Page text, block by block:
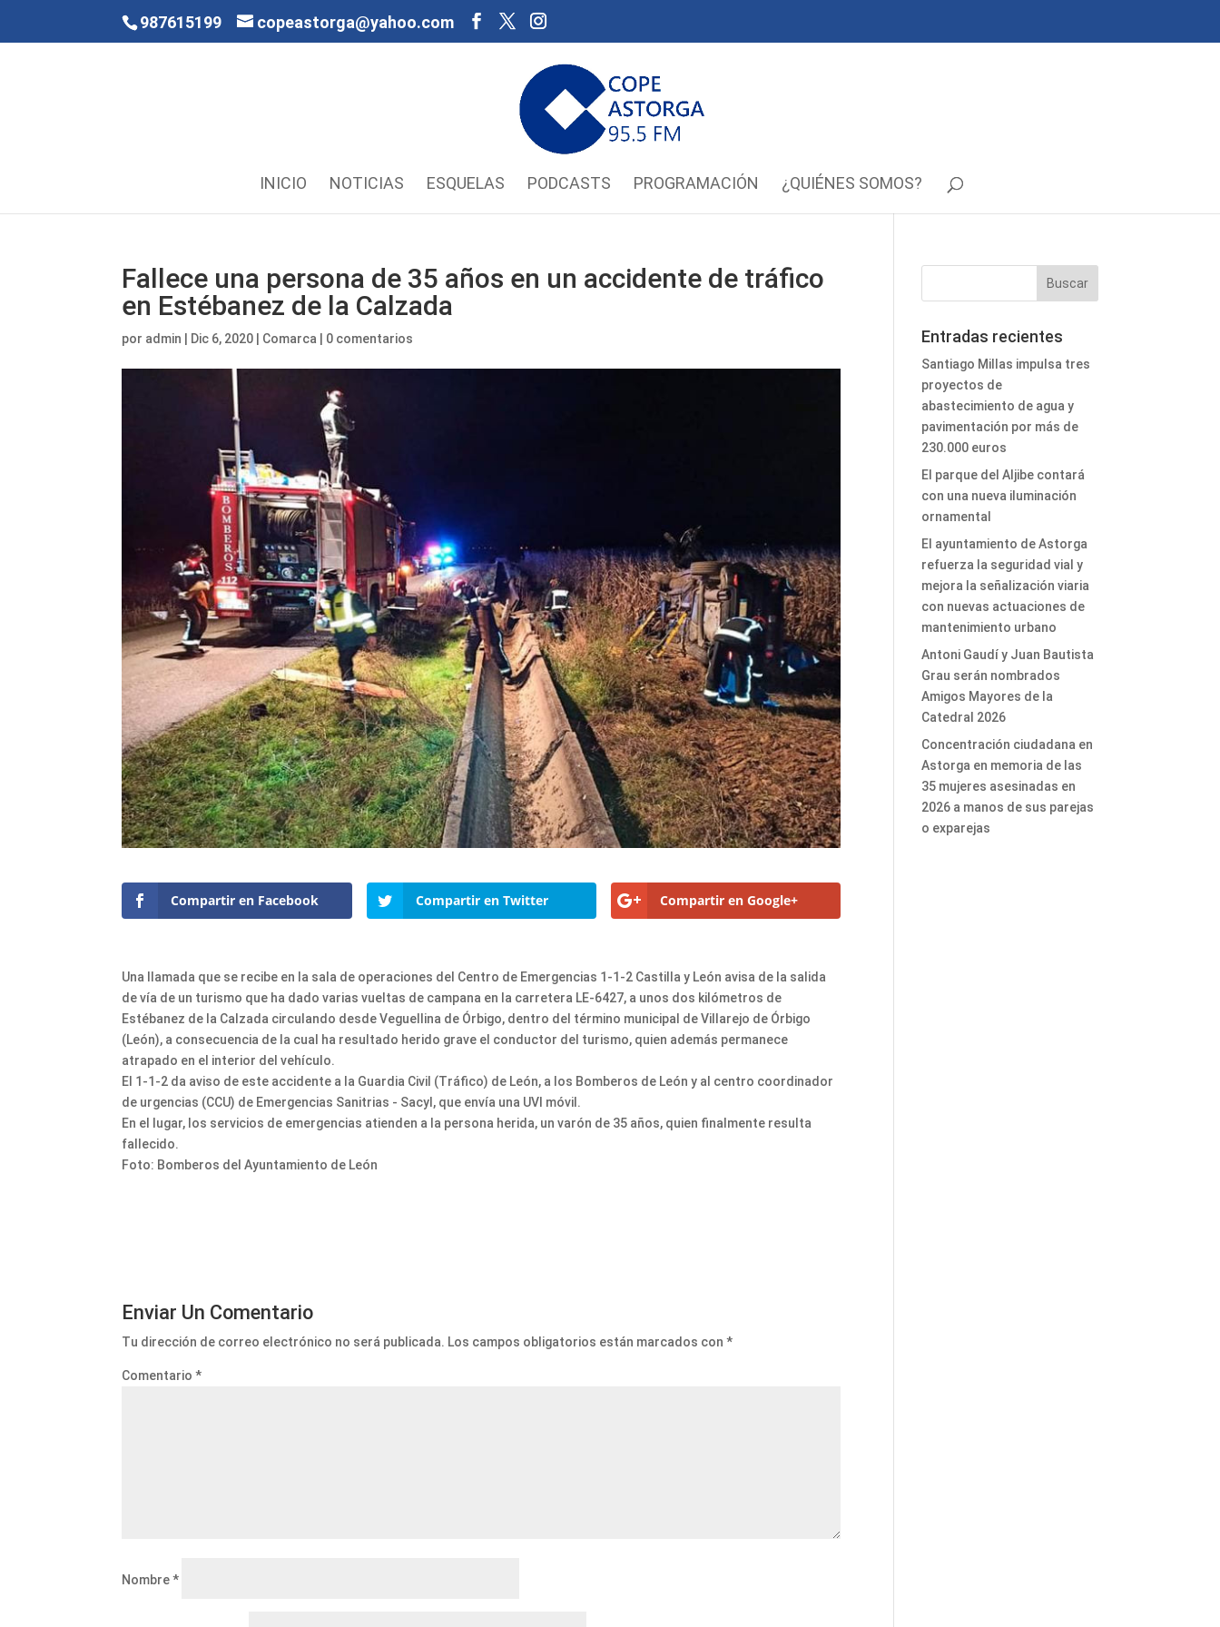
987615199 copeastorga@yahoo.com
INICIO NOTICIAS ESQUELAS PODCASTS PROGRAMACIÓN ¿QUIÉNES SOMOS?
Fallece una persona de 35 años en un accidente de tráfico
en Estébanez de la Calzada
por admin Dic 6, 2020 Comarca 0 comentarios
Compartir en Facebook Compartir en Twitter Compartir en Google+
Una llamada que se recibe en la sala de operaciones del Centro de Emergencias 1-1-2 Castilla y León avisa de la salida
de vía de un turismo que ha dado varias vueltas de campana en la carretera LE-6427, a unos dos kilómetros de
Estébanez de la Calzada circulando desde Veguellina de Órbigo, dentro del término municipal de Villarejo de Órbigo
(León), a consecuencia de la cual ha resultado herido grave el conductor del turismo, quien además permanece
atrapado en el interior del vehículo.
El 1-1-2 da aviso de este accidente a la Guardia Civil (Tráfico) de León, a los Bomberos de León y al centro coordinador
de urgencias (CCU) de Emergencias Sanitrias - Sacyl, que envía una UVI móvil.
En el lugar, los servicios de emergencias atienden a la persona herida, un varón de 35 años, quien finalmente resulta
fallecido.
Foto: Bomberos del Ayuntamiento de León
Enviar Un Comentario
Tu dirección de correo electrónico no será publicada. Los campos obligatorios están marcados con*
Comentario*
Nombre*
Entradas recientes
Santiago Millas impulsa tres
proyectos de
abastecimiento de agua y
pavimentación por más de
230.000 euros
El parque del Aljibe contará
con una nueva iluminación
ornamental
El ayuntamiento de Astorga
refuerza la seguridad vial y
mejora la señalización viaria
con nuevas actuaciones de
mantenimiento urbano
Antoni Gaudí y Juan Bautista
Grau serán nombrados
Amigos Mayores de la
Catedral 2026
Concentración ciudadana en
Astorga en memoria de las
35 mujeres asesinadas en
2026 a manos de sus parejas
o exparejas